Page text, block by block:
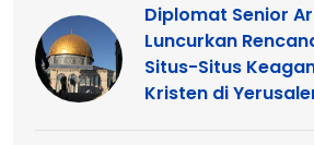
Diplomat Senior
Luncurkan
Situs-Situs
Kristen di